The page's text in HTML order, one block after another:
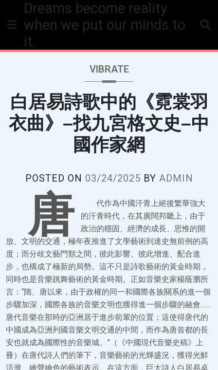
content
Dreams become reality
when we put our minds to
it.
VIBRATE
白居易詩歌中的《霓裳羽
衣曲》–找九宮格文史–中
國作家網
POSTED ON 03/24/2025 BY ADMIN
唐
代作為中國汗青上絕後繁華強大
的汗青時代，在其廣闊邦畿上，由于
政治的穩固、經濟的成長、思惟的開
放、文明的交通，極年夜推進了文學藝術到達史無前例的高
度；而分歧文藝門類之間，彼此影響、彼此增進、配合進
步，也構成了極新的局勢。這不只是詩歌藝術的黃金時期，
同時也是音樂跳舞藝術的黃金時期。正如音樂史家楊蔭瀏所
言：“隋、唐以來，由于政權的同一和國際各族關系的進一個
步驟加深，國際各族的音樂文明也獲得進一個步驟的融會……
唐代音樂在那時的亞洲居于進步前輩的位置；這使得唐代的
中國成為亞洲列國音樂文明交通的中間，而作為唐首都的長
安也就成為國際性的音樂城。”（《中國現代音樂史稿》上
冊）在唐代詩人們的筆下，音樂藝術的光輝盛況，獲得光鮮
活潑、繪聲繪色的藝術表示。在這方面，巨大詩人白居易卓